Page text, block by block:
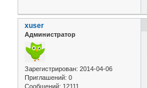
xuser
Администратор
Зарегистрирован: 2014-04-06
Приглашений: 0
Сообщений: 12111